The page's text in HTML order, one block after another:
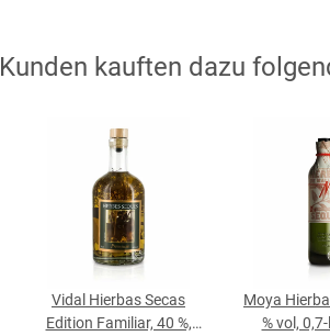
Kunden kauften dazu
Vidal Hierbas Secas
Edition Familiar, 40 %,
Moya
% vol,